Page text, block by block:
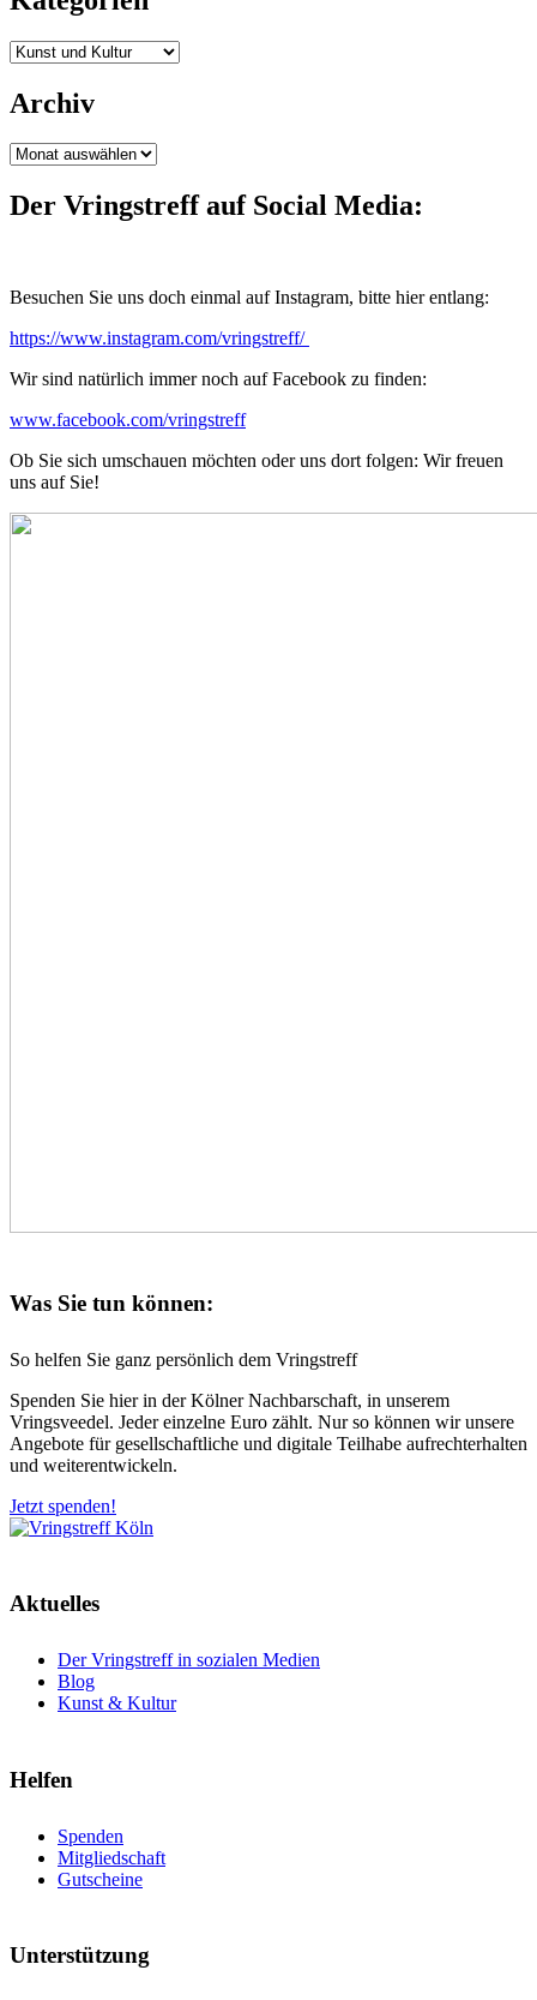
Kategorien
Archiv
Archiv
Der Vringstreff auf Social Media:
Besuchen Sie uns doch einmal auf Instagram, bitte hier entlang:
https://www.instagram.com/vringstreff/
Wir sind natürlich immer noch auf Facebook zu finden:
www.facebook.com/vringstreff
Ob Sie sich umschauen möchten oder uns dort folgen: Wir freuen
uns auf Sie!
Was Sie tun können:
So helfen Sie ganz persönlich dem Vringstreff
Spenden Sie hier in der Kölner Nachbarschaft, in unserem
Vringsveedel. Jeder einzelne Euro zählt. Nur so können wir unsere
Angebote für gesellschaftliche und digitale Teilhabe aufrechterhalten
und weiterentwickeln.
Jetzt spenden!
Aktuelles
Der Vringstreff in sozialen Medien
Blog
Kunst & Kultur
Helfen
Spenden
Mitgliedschaft
Gutscheine
Unterstützung